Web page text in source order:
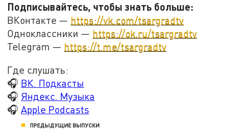
Подписывайтесь, чтобы знать больше:
ВКонтакте — https://vk.com/tsargradtv
Одноклассники — https://ok.ru/tsargradtv
Telegram — https://t.me/tsargradtv
Где слушать:
🎧 ВК. Подкасты
🎧 Яндекс. Музыка
🎧Apple Podcasts
ПРЕДЫДУЩИЕ ВЫПУСКИ